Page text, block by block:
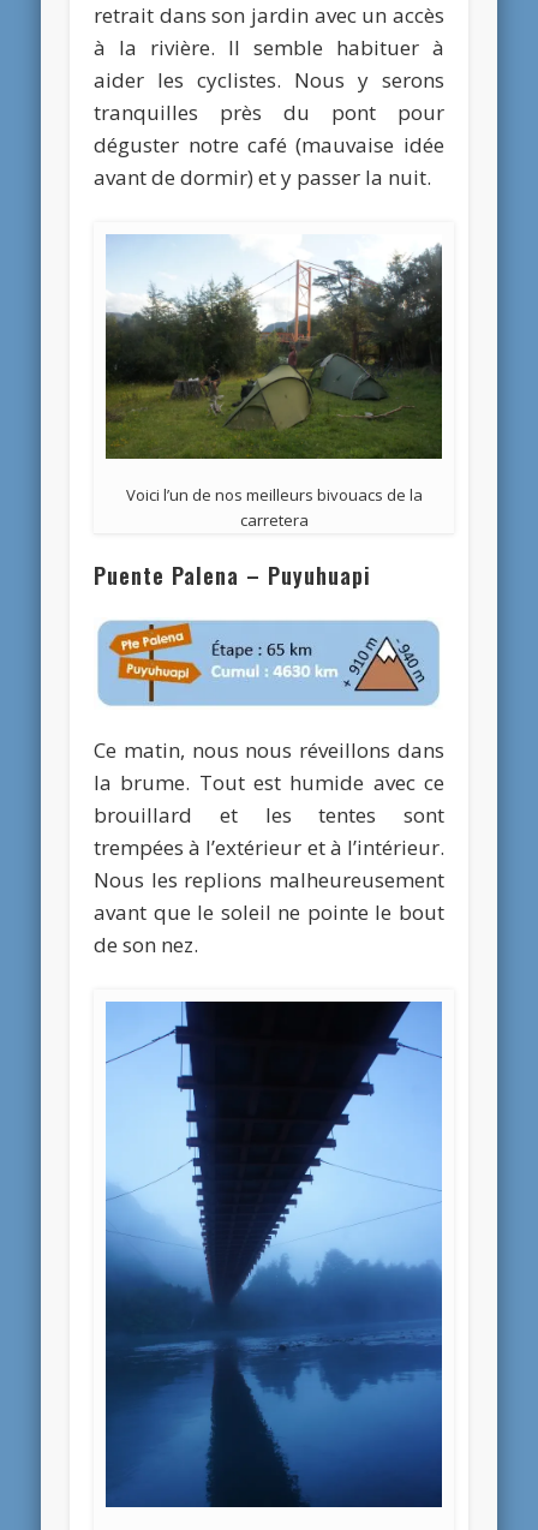
retrait dans son jardin avec un accès
à la rivière. Il semble habituer à
aider les cyclistes. Nous y serons
tranquilles près du pont pour
déguster notre café (mauvaise idée
avant de dormir) et y passer la nuit.
Voici l’un de nos meilleurs bivouacs de la
carretera
Puente Palena – Puyuhuapi
Ce matin, nous nous réveillons dans
la brume. Tout est humide avec ce
brouillard et les tentes sont
trempées à l’extérieur et à l’intérieur.
Nous les replions malheureusement
avant que le soleil ne pointe le bout
de son nez.